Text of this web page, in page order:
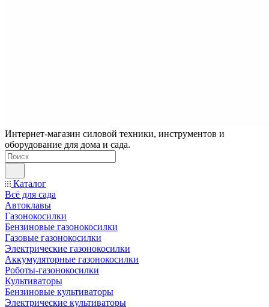
Интернет-магазин силовой техники, инструментов и
оборудование для дома и сада.
Каталог
Всё для сада
Автоклавы
Газонокосилки
Бензиновые газонокосилки
Газовые газонокосилки
Электрические газонокосилки
Аккумуляторные газонокосилки
Роботы-газонокосилки
Культиваторы
Бензиновые культиваторы
Электрические культиваторы